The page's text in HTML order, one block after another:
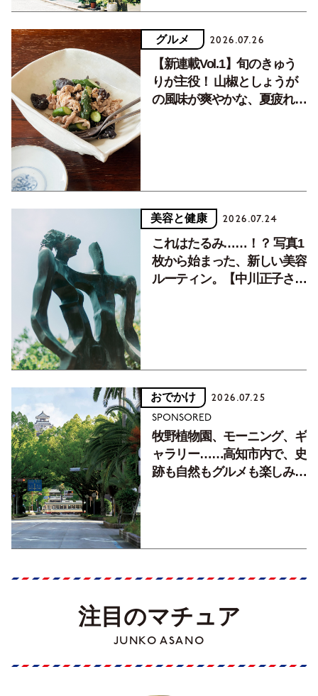
グルメ 2026.07.26
【新連載Vol.1】旬のきゅう
りが主役！ 山椒としょうが
の風味が爽やかな、夏疲れを
美容と健康 2026.07.24
これはたるみ……！？ 写真1
枚から始まった、新しい美容
ルーティン。【中川正子さん
おでかけ 2026.07.25
SPONSORED
牧野植物園、モーニング、ギ
ャラリー……高知市内で、史
跡も自然もグルメも楽しみ尽
注目のマチュア
JUNKO ASANO